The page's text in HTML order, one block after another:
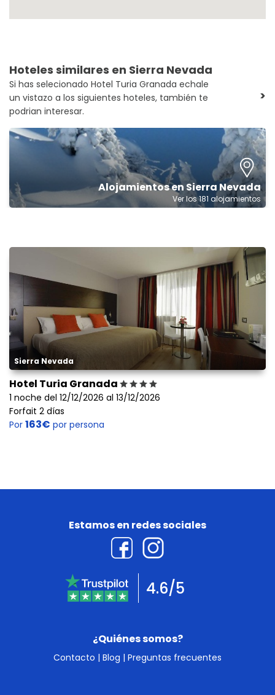
Hoteles similares en Sierra Nevada
Si has selecionado Hotel Turia Granada echale
un vistazo a los siguientes hoteles, también te
podrian interesar.
>
Alojamientos en Sierra Nevada
Ver los 181 alojamientos
Sierra Nevada
Hotel Turia Granada
1 noche del 12/12/2026 al 13/12/2026
Forfait 2 días
Por 163€ por persona
¿Quiénes somos?
Contacto | Blog | Preguntas frecuentes
Estamos en redes sociales
4.6/5